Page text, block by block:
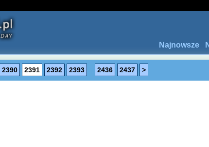
Najnowsze
2390 2391 2392 2393 2436 2437 >